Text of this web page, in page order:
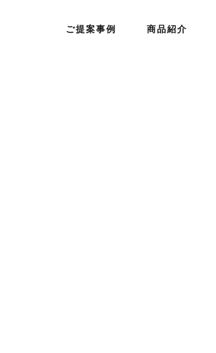
ご提案事例 商品紹介